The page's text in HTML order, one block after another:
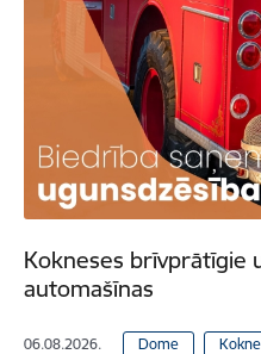
Kokneses brīvprātīgie
automašīnas
06.08.2026. Dome